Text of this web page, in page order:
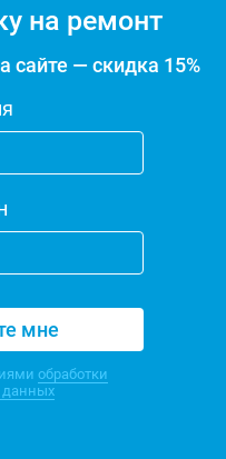
на ремонт
сайте — скидка 15%
обработки
данных